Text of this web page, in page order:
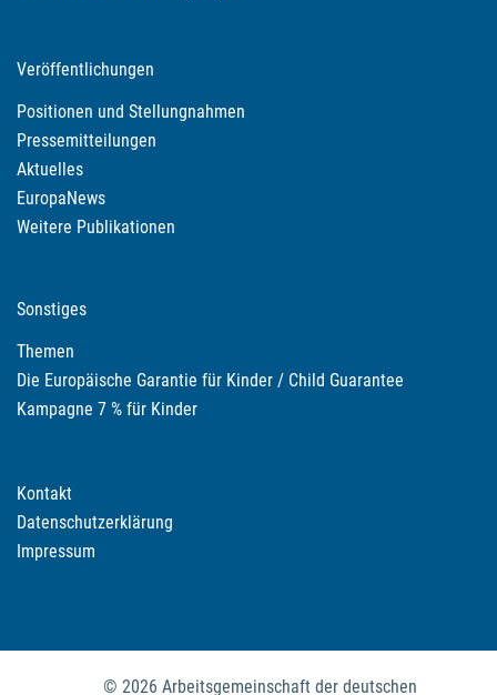
Veröffentlichungen
Positionen und Stellungnahmen
Pressemitteilungen
Aktuelles
EuropaNews
Weitere Publikationen
Sonstiges
Themen
Die Europäische Garantie für Kinder / Child Guarantee
Kampagne 7 % für Kinder
Kontakt
Datenschutzerklärung
Impressum
© 2026 Arbeitsgemeinschaft der deutschen